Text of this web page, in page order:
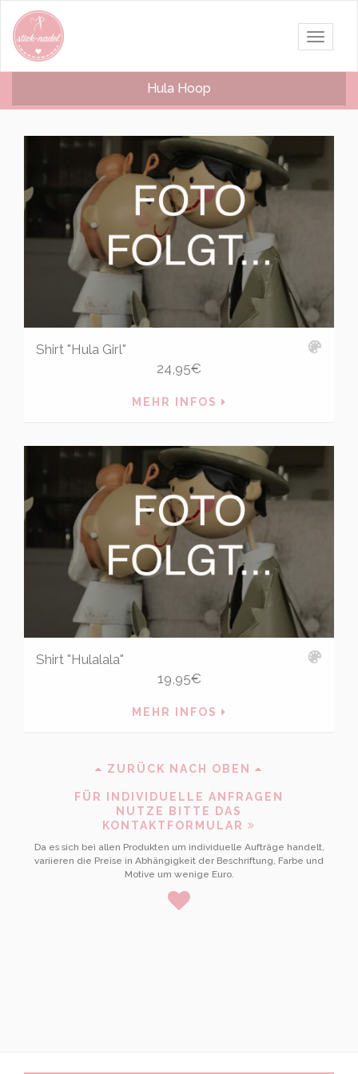
Hula Hoop
Shirt "Hula Girl"
24,95€
MEHR INFOS
Shirt "Hulalala"
19,95€
MEHR INFOS
ZURÜCK NACH OBEN
FÜR INDIVIDUELLE ANFRAGEN
NUTZE BITTE DAS
KONTAKTFORMULAR
Da es sich bei allen Produkten um individuelle Aufträge handelt,
variieren die Preise in Abhängigkeit der Beschriftung, Farbe und
Motive um wenige Euro.